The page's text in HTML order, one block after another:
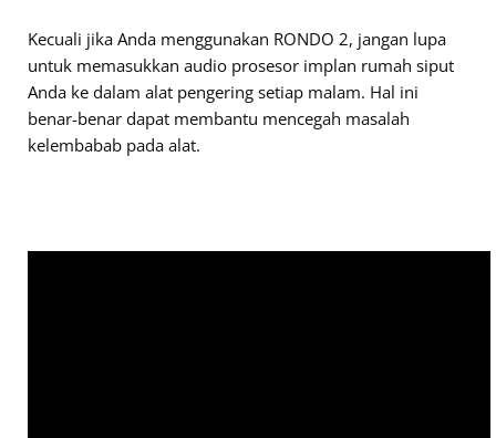
Kecuali jika Anda menggunakan RONDO 2, jangan lupa
untuk memasukkan audio prosesor implan rumah siput
Anda ke dalam alat pengering setiap malam. Hal ini
benar-benar dapat membantu mencegah masalah
kelembabab pada alat.